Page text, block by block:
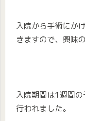
入院から手術にか
きますので、興味
入院期間は1週間
行われました。